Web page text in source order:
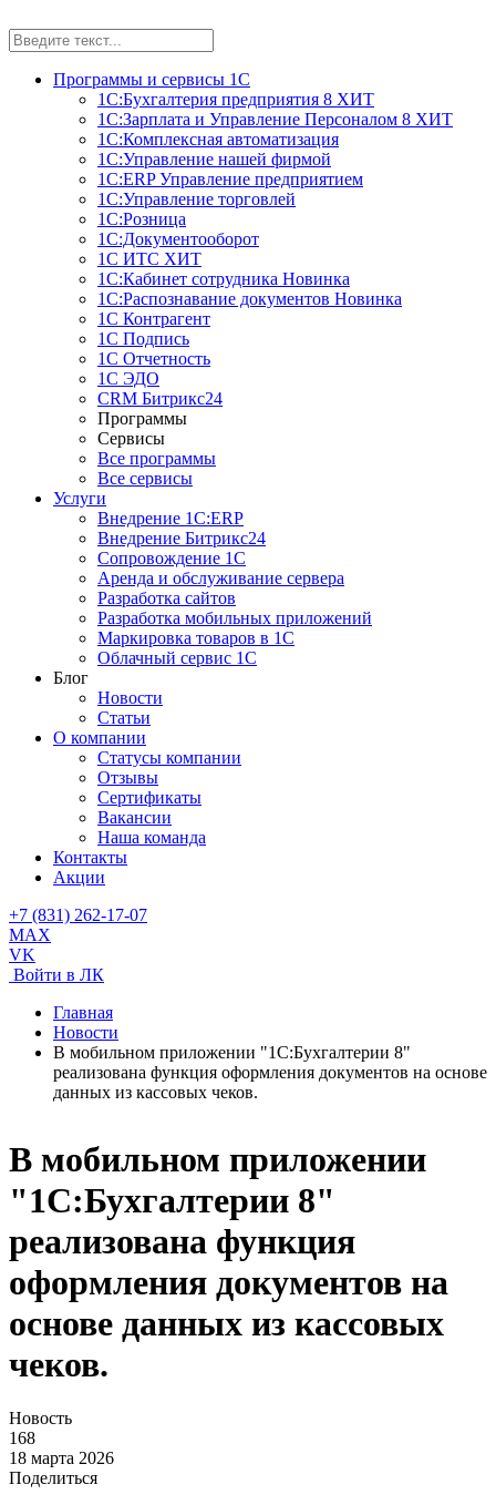
Программы и сервисы 1С
1С:Бухгалтерия предприятия 8 ХИТ
1С:Зарплата и Управление Персоналом 8 ХИТ
1С:Комплексная автоматизация
1С:Управление нашей фирмой
1С:ERP Управление предприятием
1С:Управление торговлей
1С:Розница
1С:Документооборот
1С ИТС ХИТ
1С:Кабинет сотрудника Новинка
1С:Распознавание документов Новинка
1С Контрагент
1С Подпись
1С Отчетность
1С ЭДО
CRM Битрикс24
Программы
Сервисы
Все программы
Все сервисы
Услуги
Внедрение 1С:ERP
Внедрение Битрикс24
Сопровождение 1С
Аренда и обслуживание сервера
Разработка сайтов
Разработка мобильных приложений
Маркировка товаров в 1С
Облачный сервис 1С
Блог
Новости
Статьи
О компании
Cтатусы компании
Отзывы
Сертификаты
Вакансии
Наша команда
Контакты
Акции
+7 (831) 262-17-07
MAX
VK
Войти в ЛК
Главная
Новости
В мобильном приложении "1С:Бухгалтерии 8"
реализована функция оформления документов на основе
данных из кассовых чеков.
В мобильном приложении
"1С:Бухгалтерии 8"
реализована функция
оформления документов на
основе данных из кассовых
чеков.
Новость
168
18 марта 2026
Поделиться